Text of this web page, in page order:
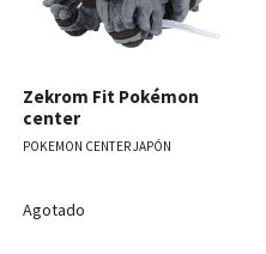
Zekrom Fit Pokémon
center
POKEMON CENTER JAPÓN
Agotado